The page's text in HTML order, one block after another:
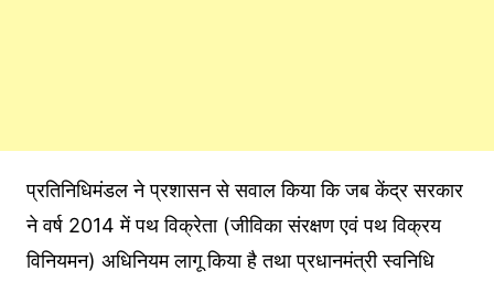
प्रतिनिधिमंडल ने प्रशासन से सवाल किया कि जब केंद्र सरकार
ने वर्ष 2014 में पथ विक्रेता (जीविका संरक्षण एवं पथ विक्रय
विनियमन) अधिनियम लागू किया है तथा प्रधानमंत्री स्वनिधि